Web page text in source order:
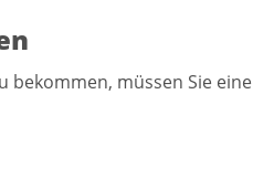
bekommen, müssen Sie eine